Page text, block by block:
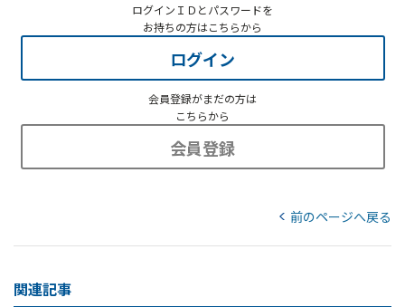
ログインＩＤとパスワードを
お持ちの方はこちらから
ログイン
会員登録がまだの方は
こちらから
会員登録
前のページへ戻る
関連記事